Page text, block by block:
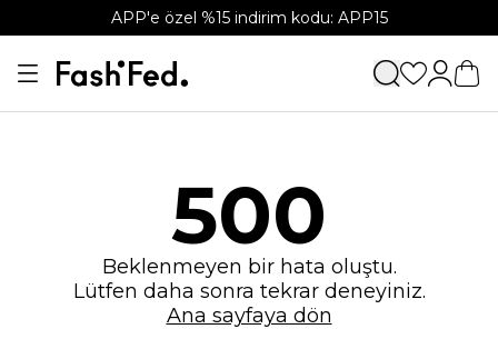
APP'e özel %15 indirim kodu: APP15
500
Beklenmeyen bir hata oluştu.
Lütfen daha sonra tekrar deneyiniz.
Ana sayfaya dön